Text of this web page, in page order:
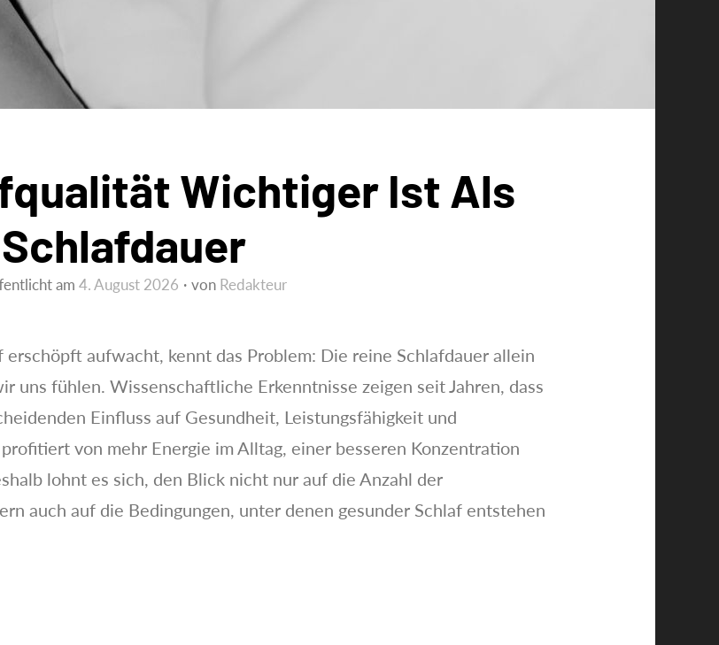
Wichtiger Ist Als
Schlafdauer
am 4. August 2026 von Redakteur
aufwacht, kennt das Problem: Die reine Schlafdauer allein
uns fühlen. Wissenschaftliche Erkenntnisse zeigen seit Jahren, dass
Einfluss auf Gesundheit, Leistungsfähigkeit und
von mehr Energie im Alltag, einer besseren Konzentration
lohnt es sich, den Blick nicht nur auf die Anzahl der
auch auf die Bedingungen, unter denen gesunder Schlaf entstehen